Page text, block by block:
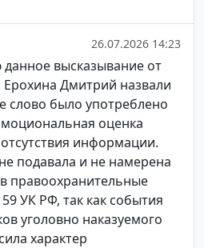
26.07.2026 14:23
высказывание от
Ерохина Дмитрий назвали
было употреблено
оценка
информации.
подавала и не намерена
правоохранительные
УК РФ, так как события
уголовно наказуемого
характер